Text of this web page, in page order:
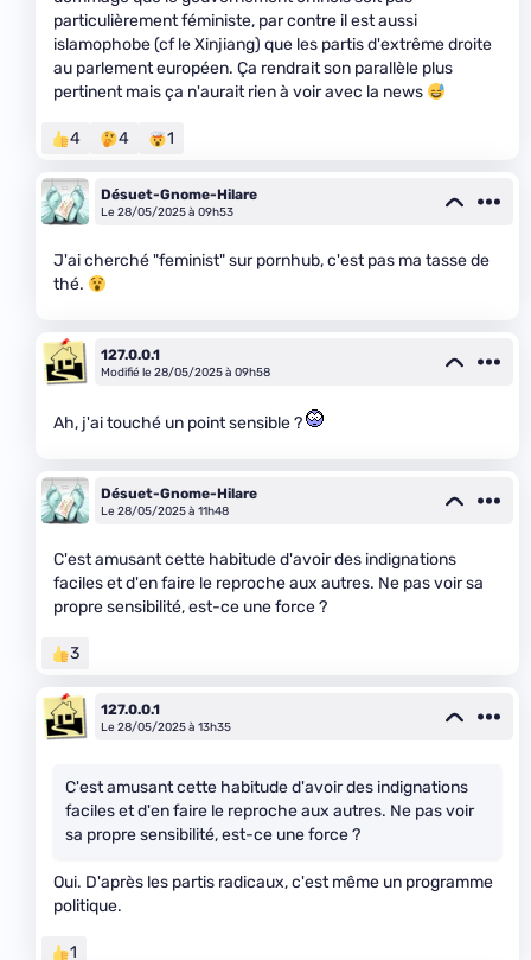
particulièrement féministe, par contre il est aussi
islamophobe (cf le Xinjiang) que les partis d'extrême droite
au parlement européen. Ça rendrait son parallèle plus
pertinent mais ça n'aurait rien à voir avec la news
4 4 1
Désuet-Gnome-Hilare
Le 28/05/2025 à 09h53
J'ai cherché "feminist" sur pornhub, c'est pas ma tasse de
thé.
127.0.0.1
Modifié le 28/05/2025 à 09h58
Ah, j'ai touché un point sensible ?
Désuet-Gnome-Hilare
Le 28/05/2025 à 11h48
C'est amusant cette habitude d'avoir des indignations
faciles et d'en faire le reproche aux autres. Ne pas voir sa
propre sensibilité, est-ce une force ?
3
127.0.0.1
Le 28/05/2025 à 13h35
C'est amusant cette habitude d'avoir des indignations
faciles et d'en faire le reproche aux autres. Ne pas voir
sa propre sensibilité, est-ce une force ?
Oui. D'après les partis radicaux, c'est même un programme
politique.
1